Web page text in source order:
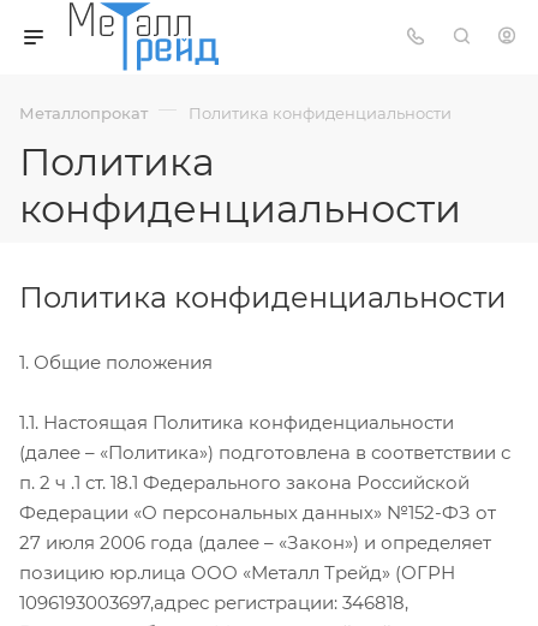
Металлопрокат — Политика конфиденциальности
Политика
конфиденциальности
Политика конфиденциальности
1. Общие положения
1.1. Настоящая Политика конфиденциальности
(далее – «Политика») подготовлена в соответствии с
п. 2 ч .1 ст. 18.1 Федерального закона Российской
Федерации «О персональных данных» №152-ФЗ от
27 июля 2006 года (далее – «Закон») и определяет
позицию юр.лица ООО «Металл Трейд» (ОГРН
1096193003697,адрес регистрации: 346818,